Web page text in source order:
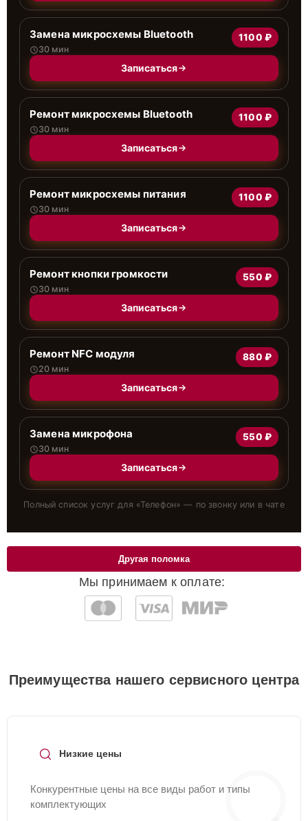
Замена микросхемы Bluetooth
30 мин
1100 ₽
Записаться
Ремонт микросхемы Bluetooth
30 мин
1100 ₽
Записаться
Ремонт микросхемы питания
30 мин
1100 ₽
Записаться
Ремонт кнопки громкости
30 мин
550 ₽
Записаться
Ремонт NFC модуля
20 мин
880 ₽
Записаться
Замена микрофона
30 мин
550 ₽
Записаться
Полный список услуг для «Телефон» — по звонку или в чате
Мы принимаем к оплате:
Другая поломка
Преимущества нашего сервисного центра
Низкие цены
Конкурентные цены на все виды работ и типы
комплектующих